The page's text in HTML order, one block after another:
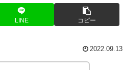
LINE コピー
2022.09.13